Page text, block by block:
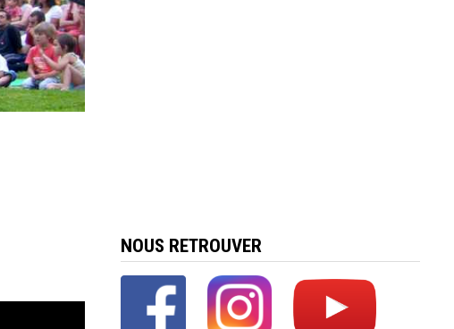
NOUS RETROUVER